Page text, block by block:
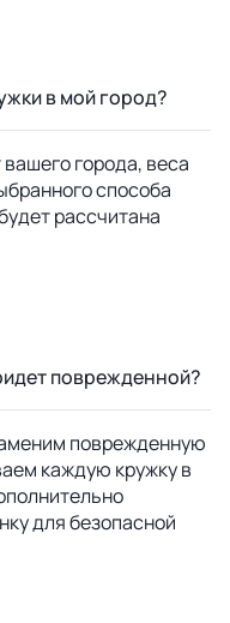
в мой город?
города, веса
способа
рассчитана
поврежденной?
поврежденную
каждую кружку в
для безопасной